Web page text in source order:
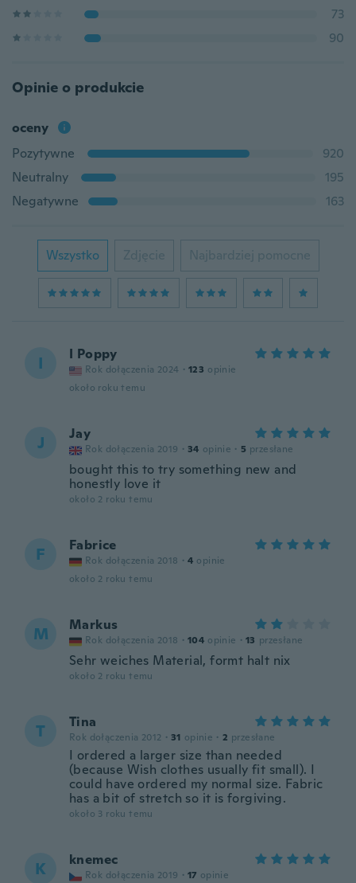
73
90
Opinie o produkcie
oceny
Pozytywne
920
Neutralny
195
Negatywne
163
Wszystko Zdjęcie Najbardziej pomocne
I I Poppy
Rok dołączenia 2024 · 123 opinie
około roku temu
J Jay
Rok dołączenia 2019 · 34 opinie · 5 przesłane
bought this to try something new and
honestly love it
około 2 roku temu
F Fabrice
Rok dołączenia 2018 · 4 opinie
około 2 roku temu
M Markus
Rok dołączenia 2018 · 104 opinie · 13 przesłane
Sehr weiches Material, formt halt nix
około 2 roku temu
T Tina
Rok dołączenia 2012 · 31 opinie · 2 przesłane
I ordered a larger size than needed
(because Wish clothes usually fit small). I
could have ordered my normal size. Fabric
has a bit of stretch so it is forgiving.
około 3 roku temu
K knemec
Rok dołączenia 2019 · 17 opinie